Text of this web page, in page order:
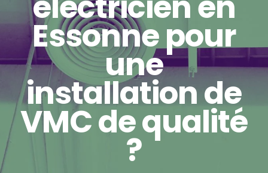
Réalisations
Contact
Essonne pour
une
installation de
VMC de qualité
?